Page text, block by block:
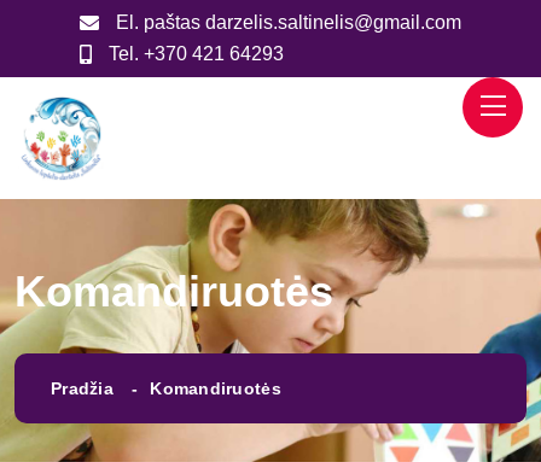
El. paštas darzelis.saltinelis@gmail.com
Tel. +370 421 64293
Komandiruotės
Pradžia Komandiruotės